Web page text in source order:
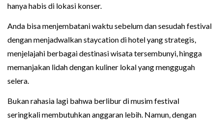
hanya habis di lokasi konser.
Anda bisa menjembatani waktu sebelum dan sesudah festival
dengan menjadwalkan staycation di hotel yang strategis,
menjelajahi berbagai destinasi wisata tersembunyi, hingga
memanjakan lidah dengan kuliner lokal yang menggugah
selera.
Bukan rahasia lagi bahwa berlibur di musim festival
seringkali membutuhkan anggaran lebih. Namun, dengan